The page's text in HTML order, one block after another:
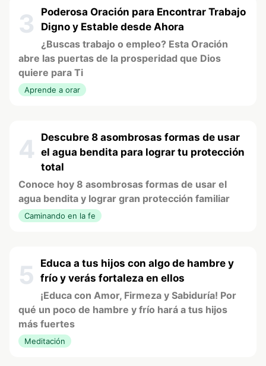
3
Poderosa Oración para Encontrar Trabajo
Digno y Estable desde Ahora
¿Buscas trabajo o empleo? Esta Oración
abre las puertas de la prosperidad que Dios
quiere para Ti
Aprende a orar
4
Descubre 8 asombrosas formas de usar
el agua bendita para lograr tu protección
total
Conoce hoy 8 asombrosas formas de usar el
agua bendita y lograr gran protección familiar
Caminando en la fe
5
Educa a tus hijos con algo de hambre y
frío y verás fortaleza en ellos
¡Educa con Amor, Firmeza y Sabiduría! Por
qué un poco de hambre y frío hará a tus hijos
más fuertes
Meditación